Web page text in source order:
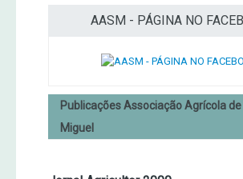
AASM - PÁGINA NO
Publicações Associação Agrícola
Miguel